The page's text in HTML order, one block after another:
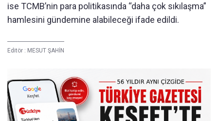
ise TCMB’nin para politikasında “daha çok sıkılaşma”
hamlesini gündemine alabileceği ifade edildi.
Editör : MESUT ŞAHİN